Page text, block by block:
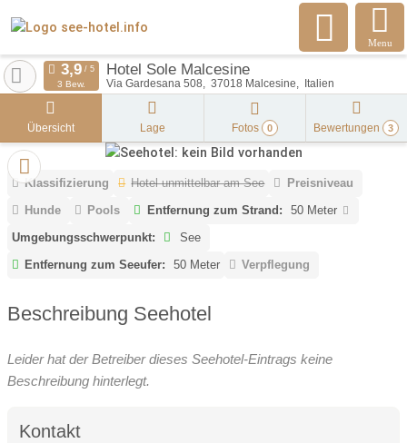
Menu
Hotel Sole Malcesine
Via Gardesana 508 37018 Malcesine Italien
3 Bew.
Übersicht Lage Fotos 0 Bewertungen 3
Klassifizierung Hotel unmittelbar am See
Preisniveau
Hunde
Pools Entfernung zum Strand:
50 Meter
Umgebungsschwerpunkt:
See
Entfernung zum Seeufer:
50 Meter Verpflegung
Beschreibung Seehotel
Leider hat der Betreiber dieses Seehotel-Eintrags keine
Beschreibung hinterlegt.
Kontakt